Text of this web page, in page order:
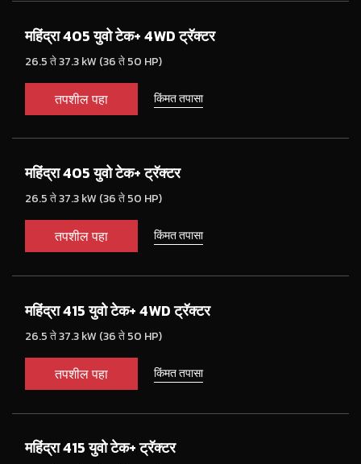
महिंद्रा 405 युवो टेक+ 4WD ट्रॅक्टर
26.5 ते 37.3 kW (36 ते 50 HP)
तपशील पहा किंमत तपासा
महिंद्रा 405 युवो टेक+ ट्रॅक्टर
26.5 ते 37.3 kW (36 ते 50 HP)
तपशील पहा किंमत तपासा
महिंद्रा 415 युवो टेक+ 4WD ट्रॅक्टर
26.5 ते 37.3 kW (36 ते 50 HP)
तपशील पहा किंमत तपासा
महिंद्रा 415 युवो टेक+ ट्रॅक्टर